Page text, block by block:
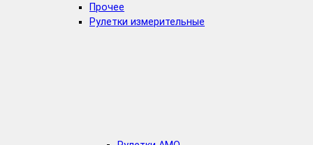
Прочее
Рулетки измерительные